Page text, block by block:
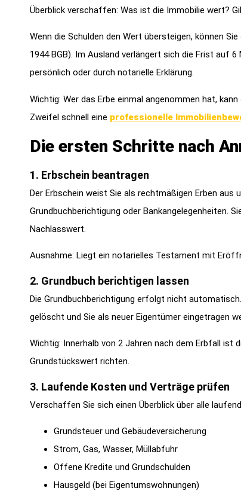
Überblick verschaffen: Was ist die Immobilie wert?
Wenn die Schulden den Wert übersteigen, können
1944 BGB). Im Ausland verlängert sich die Frist auf
persönlich oder durch notarielle Erklärung.
Wichtig: Wer das Erbe einmal angenommen hat,
Zweifel schnell eine professionelle
Die ersten Schritte nach
1. Erbschein beantragen
Der Erbschein weist Sie als rechtmäßigen Erben
Grundbuchberichtigung oder Bankangelegenheiten.
Nachlasswert.
Ausnahme: Liegt ein notarielles Testament mit
2. Grundbuch berichtigen lassen
Die Grundbuchberichtigung erfolgt nicht
gelöscht und Sie als neuer Eigentümer eingetragen
Wichtig: Innerhalb von 2 Jahren nach dem Erbfall ist
Grundstückswert richten.
3. Laufende Kosten und Verträge prüfen
Verschaffen Sie sich einen Überblick über alle
Grundsteuer und Gebäudeversicherung
Strom, Gas, Wasser, Müllabfuhr
Offene Kredite und Grundschulden
Hausgeld (bei Eigentumswohnungen)